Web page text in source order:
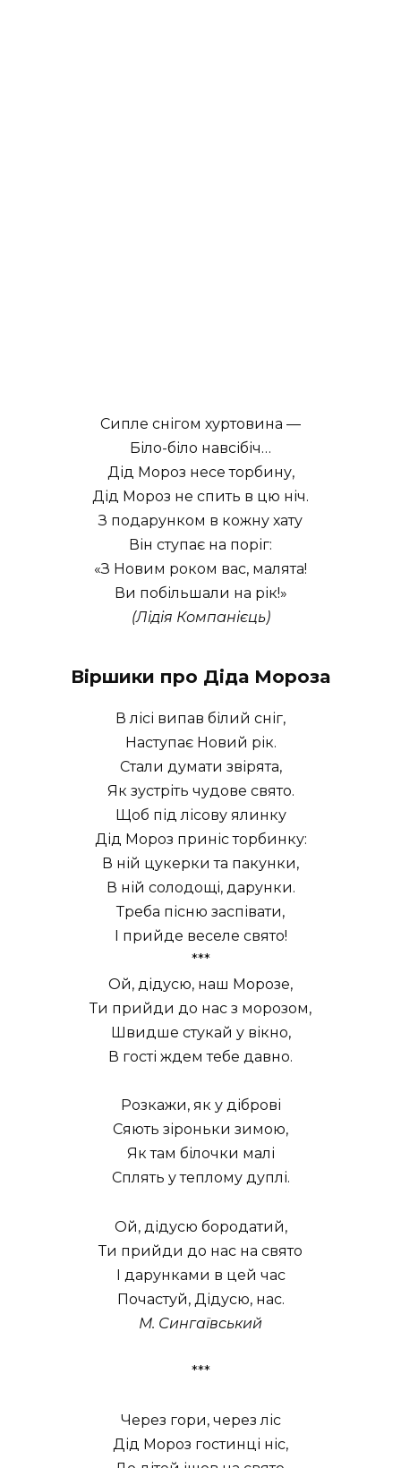
Сипле снігом хуртовина —
Біло-біло навсібіч…
Дід Мороз несе торбину,
Дід Мороз не спить в цю ніч.
З подарунком в кожну хату
Він ступає на поріг:
«З Новим роком вас, малята!
Ви побільшали на рік!»
(Лідія Компанієць)
Віршики про Діда Мороза
В лісі випав білий сніг,
Наступає Новий рік.
Стали думати звірята,
Як зустріть чудове свято.
Щоб під лісову ялинку
Дід Мороз приніс торбинку:
В ній цукерки та пакунки,
В ній солодощі, дарунки.
Треба пісню заспівати,
І прийде веселе свято!
***
Ой, дідусю, наш Морозе,
Ти прийди до нас з морозом,
Швидше стукай у вікно,
В гості ждем тебе давно.
Розкажи, як у діброві
Сяють зіроньки зимою,
Як там білочки малі
Сплять у теплому дуплі.
Ой, дідусю бородатий,
Ти прийди до нас на свято
І дарунками в цей час
Почастуй, Дідусю, нас.
М. Сингаївський
***
Через гори, через ліс
Дід Мороз гостинці ніс,